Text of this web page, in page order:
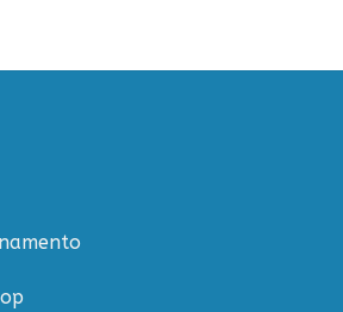
Conecta
sustentabilidade